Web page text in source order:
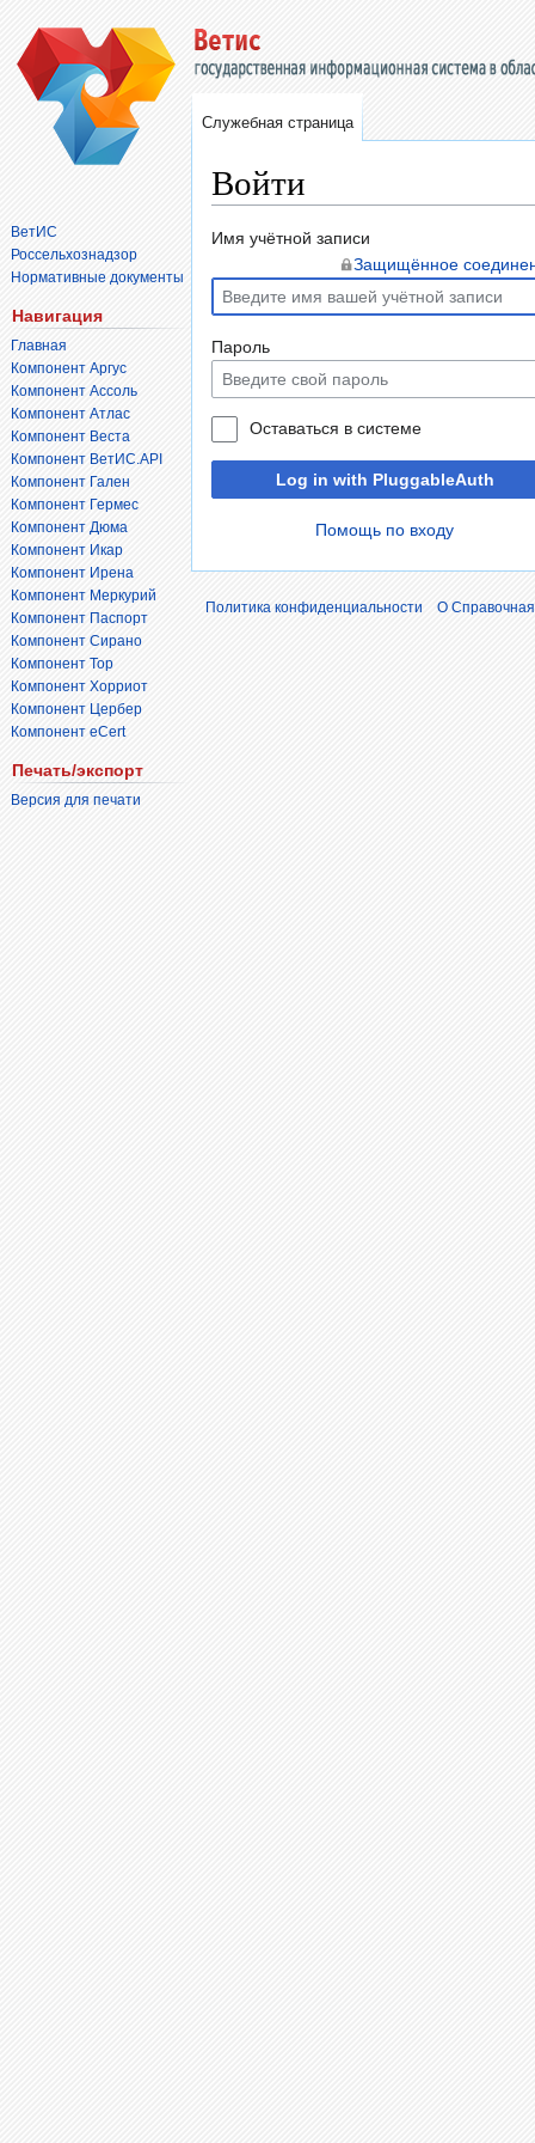
Войти
Перейти
навигации
Перейти
поиску
Имя учётной записи
Защищённое
Пароль
Оставаться в системе
Log in with PluggableAuth
Помощь по входу
Служебная страница
ВетИС
Россельхознадзор
Нормативные документы
Навигация
Главная
Компонент Аргус
Компонент Ассоль
Компонент Атлас
Компонент Веста
Компонент ВетИС.API
Компонент Гален
Компонент Гермес
Компонент Дюма
Компонент Икар
Компонент Ирена
Компонент Меркурий
Компонент Паспорт
Компонент Сирано
Компонент Тор
Компонент Хорриот
Компонент Цербер
Компонент eCert
Печать/экспорт
Версия для печати
Политика конфиденциальности О Справочная